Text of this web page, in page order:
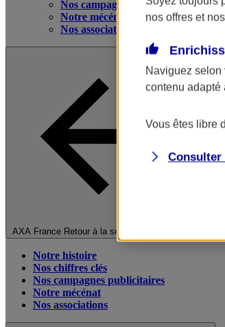
Nos campagnes publicitaires
Notre mécénat
Nos associations
AXA France Retour à la section précédente
Notre histoire
Nos chiffres clés
Nos campagnes publicitaires
Notre mécénat
Nos associations
nos offres et
Naviguez selon
contenu adapté
Vous êtes libre